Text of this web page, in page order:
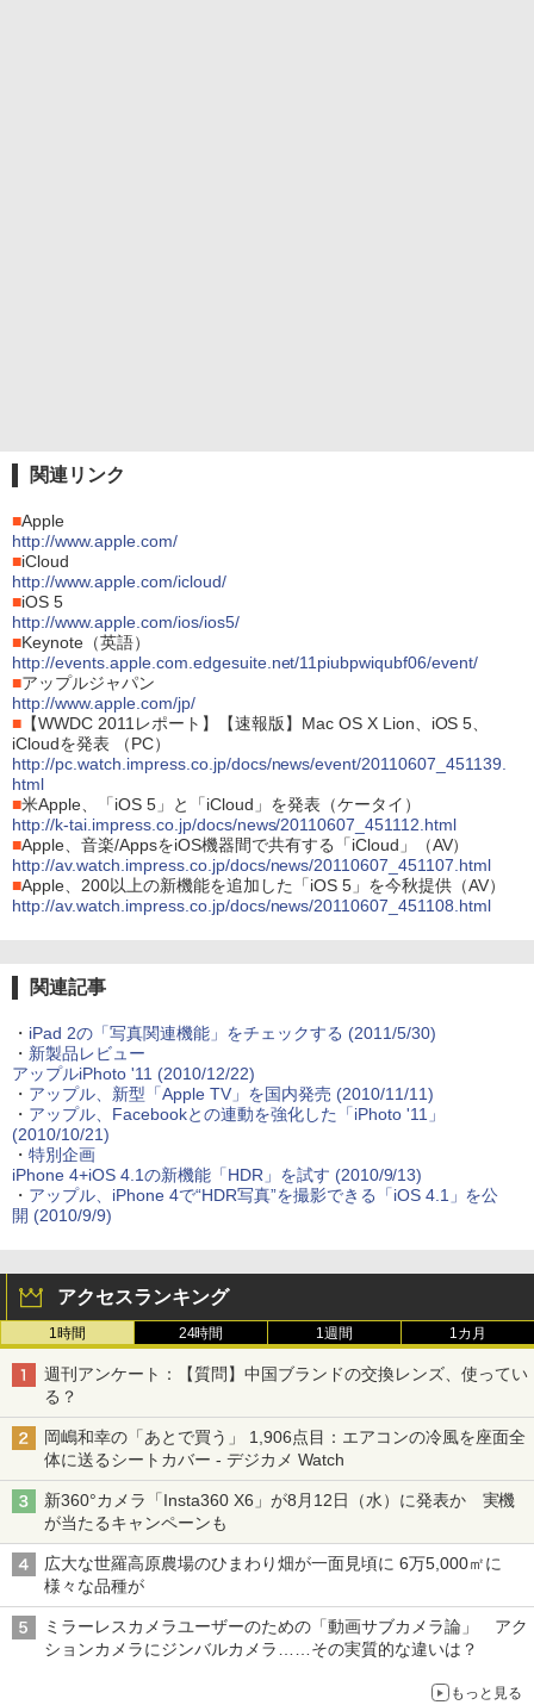
関連リンク
■Apple
http://www.apple.com/
■iCloud
http://www.apple.com/icloud/
■iOS 5
http://www.apple.com/ios/ios5/
■Keynote（英語）
http://events.apple.com.edgesuite.net/11piubpwiqubf06/event/
■アップルジャパン
http://www.apple.com/jp/
■ 【WWDC 2011レポート】【速報版】Mac OS X Lion、iOS 5、
iCloudを発表 （PC）
http://pc.watch.impress.co.jp/docs/news/event/20110607_451139.
html
■米Apple、「iOS 5」と「iCloud」を発表（ケータイ）
http://k-tai.impress.co.jp/docs/news/20110607_451112.html
■Apple、音楽/AppsをiOS機器間で共有する「iCloud」（AV）
http://av.watch.impress.co.jp/docs/news/20110607_451107.html
■Apple、200以上の新機能を追加した「iOS 5」を今秋提供（AV）
http://av.watch.impress.co.jp/docs/news/20110607_451108.html
関連記事
・ iPad 2の「写真関連機能」をチェックする (2011/5/30)
・ 新製品レビュー
アップルiPhoto '11 (2010/12/22)
・ アップル、新型「Apple TV」を国内発売 (2010/11/11)
・ アップル、Facebookとの連動を強化した「iPhoto '11」
(2010/10/21)
・ 特別企画
iPhone 4+iOS 4.1の新機能「HDR」を試す (2010/9/13)
・ アップル、iPhone 4で“HDR写真”を撮影できる「iOS 4.1」を公
開 (2010/9/9)
アクセスランキング
1時間 24時間 1週間 1カ月
週刊アンケート：【質問】中国ブランドの交換レンズ、使ってい
る？
岡嶋和幸の「あとで買う」 1,906点目：エアコンの冷風を座面全
体に送るシートカバー - デジカメ Watch
新360°カメラ「Insta360 X6」が8月12日（水）に発表か 実機
が当たるキャンペーンも
広大な世羅高原農場のひまわり畑が一面見頃に 6万5,000㎡に
様々な品種が
ミラーレスカメラユーザーのための「動画サブカメラ論」 アク
ションカメラにジンバルカメラ……その実質的な違いは？
もっと見る